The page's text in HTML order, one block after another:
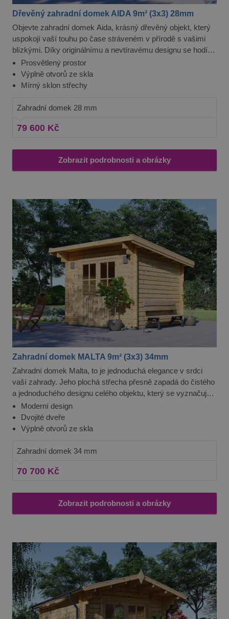
Dřevěný zahradní domek AIDA 9m² (3x3) 28mm
Objevte zahradní domek Aida, krásný dřevěný objekt, který
uspokojí vaší touhu po čase stráveném v přírodě s vašimi
blízkými. Díky originálnímu a nevtíravému designu se hodí
na každou zahradu. Je jen na vás jak se rohodnete ho
používat. Jako letní kancelář? Nebo prostor pro dětské hry?
Aida vás rozhodně nezklame, ať už bude sloužit jakémukoliv
Prosvětlený prostor
Výplně otvorů ze skla
Mírný sklon střechy
Zahradní domek 28 mm
79 600 Kč
Zobrazit podrobnosti a obrázky
Zahradní domek MALTA 9m² (3x3) 34mm
Zahradní domek Malta, to je jednoduchá elegance v srdci
vaší zahrady. Jeho plochá střecha přesně zapadá do čistého
a jednoduchého designu celého objektu, který se vyznačuje
perfektní rovnováhou mezi praktičností a krásou. Navíc je
tento domek cenově velmi dostupný, takže si jeho výhody
můžete snadno začít užívat.
Moderní design
Dvojité dveře
Výplně otvorů ze skla
Zahradní domek 34 mm
70 700 Kč
Zobrazit podrobnosti a obrázky
test_cookie
Google LLC
.doubleclick.net
15 minut
Tento
(kterou
Google),